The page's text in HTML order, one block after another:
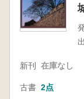
新刊 在庫なし
古書 2点